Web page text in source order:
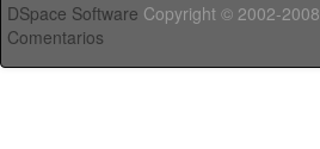
DSpace Software Copyright © 2002-2008
Comentarios